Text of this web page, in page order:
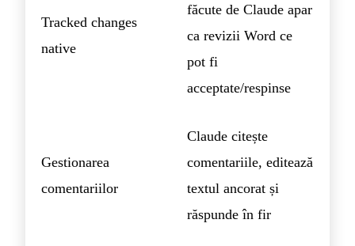
Tracked changes
native
făcute de Claude apar
ca revizii Word ce
pot fi
acceptate/respinse
Gestionarea
comentariilor
Claude citește
comentariile, editează
textul ancorat și
răspunde în fir